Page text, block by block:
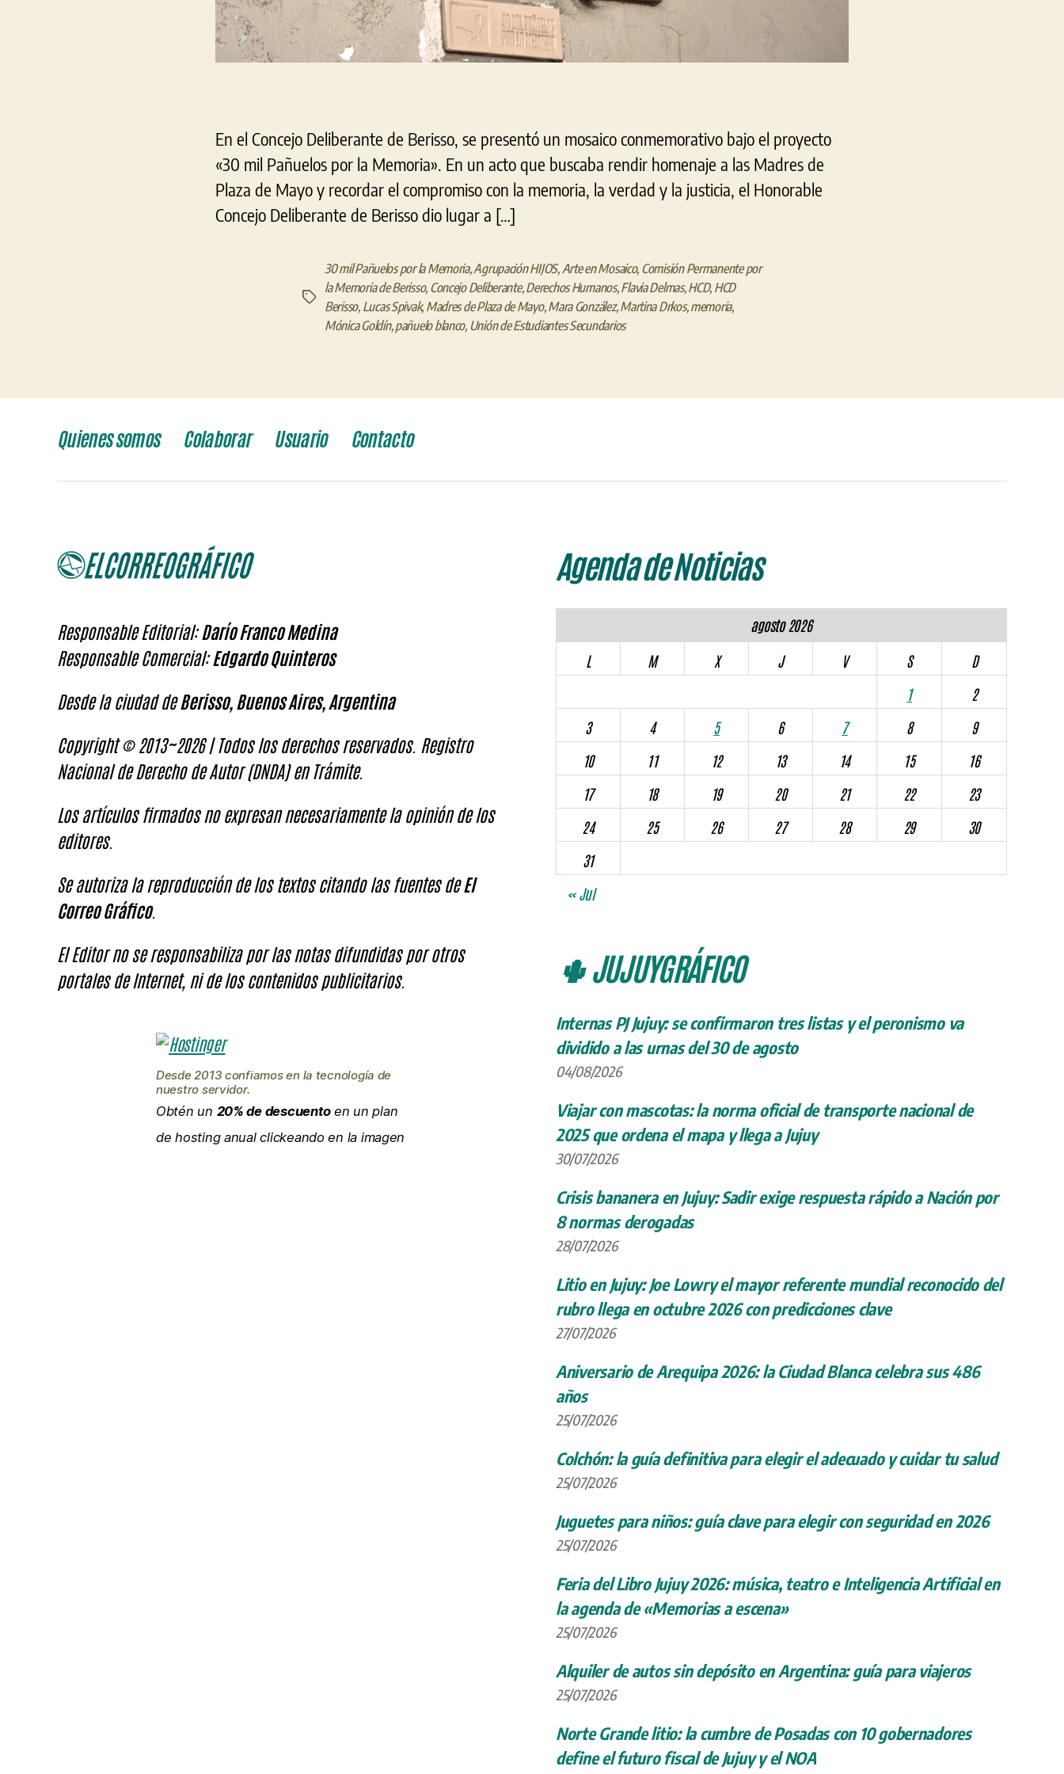
En el Concejo Deliberante de Berisso, se presentó un mosaico conmemorativo bajo el proyecto
«30 mil Pañuelos por la Memoria». En un acto que buscaba rendir homenaje a las Madres de
Plaza de Mayo y recordar el compromiso con la memoria, la verdad y la justicia, el Honorable
Concejo Deliberante de Berisso dio lugar a […]
Etiquetas
30 mil Pañuelos por la Memoria,Agrupación HIJOS, Arte en Mosaico, Comisión Permanente por
la Memoria de Berisso, Concejo Deliberante,Derechos Humanos,Flavia Delmas,HCD, HCD
Berisso, Lucas Spivak,Madres de Plaza de Mayo,Mara González,Martina Drkos,memoria,
Mónica Goldín,pañuelo blanco, Unión de Estudiantes Secundarios
Quienes somos Colaborar Usuario Contacto
Responsable Editorial:Darío Franco Medina
Responsable Comercial:Edgardo Quinteros
Desde la ciudad deBerisso, Buenos Aires, Argentina
Copyright © 2013~2026 | Todos los derechos reservados. Registro
Nacional de Derecho de Autor (DNDA) en Trámite.
Los artículos firmados no expresan necesariamente la opinión de los
editores.
Se autoriza la reproducción de los textos citando las fuentes deEl
Correo Gráfico.
El Editor no se responsabiliza por las notas difundidas por otros
portales de Internet, ni de los contenidos publicitarios.
Desde 2013 confiamos en la tecnología de
nuestro servidor.
Obtén un 20% de descuentoen un plan
de hosting anual clickeando en la imagen
Agenda de Noticias
agosto 2026
L
M X J V S
D
1
2
3
4 5 6 7 8
9
10
11 12 13 14 15
16
17
18 19 20 21 22
23
24
25 26 27 28 29
30
31
« Jul
🌵 JUJUYGRÁFICO
Internas PJ Jujuy: se confirmaron tres listas y el peronismo va
dividido a las urnas del 30 de agosto
04/08/2026
Viajar con mascotas: la norma oficial de transporte nacional de
2025 que ordena el mapa y llega a Jujuy
30/07/2026
Crisis bananera en Jujuy: Sadir exige respuesta rápido a Nación por
8 normas derogadas
28/07/2026
Litio en Jujuy: Joe Lowry el mayor referente mundial reconocido del
rubro llega en octubre 2026 con predicciones clave
27/07/2026
Aniversario de Arequipa 2026: la Ciudad Blanca celebra sus 486
años
25/07/2026
Colchón: la guía definitiva para elegir el adecuado y cuidar tu salud
25/07/2026
Juguetes para niños: guía clave para elegir con seguridad en 2026
25/07/2026
Feria del Libro Jujuy 2026: música, teatro e Inteligencia Artificial en
la agenda de «Memorias a escena»
25/07/2026
Alquiler de autos sin depósito en Argentina: guía para viajeros
25/07/2026
Norte Grande litio: la cumbre de Posadas con 10 gobernadores
define el futuro fiscal de Jujuy y el NOA